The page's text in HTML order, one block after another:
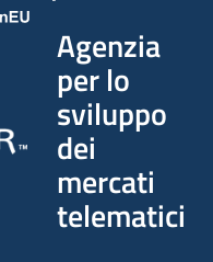
Agenzia
per lo
sviluppo
dei
mercati
telematici